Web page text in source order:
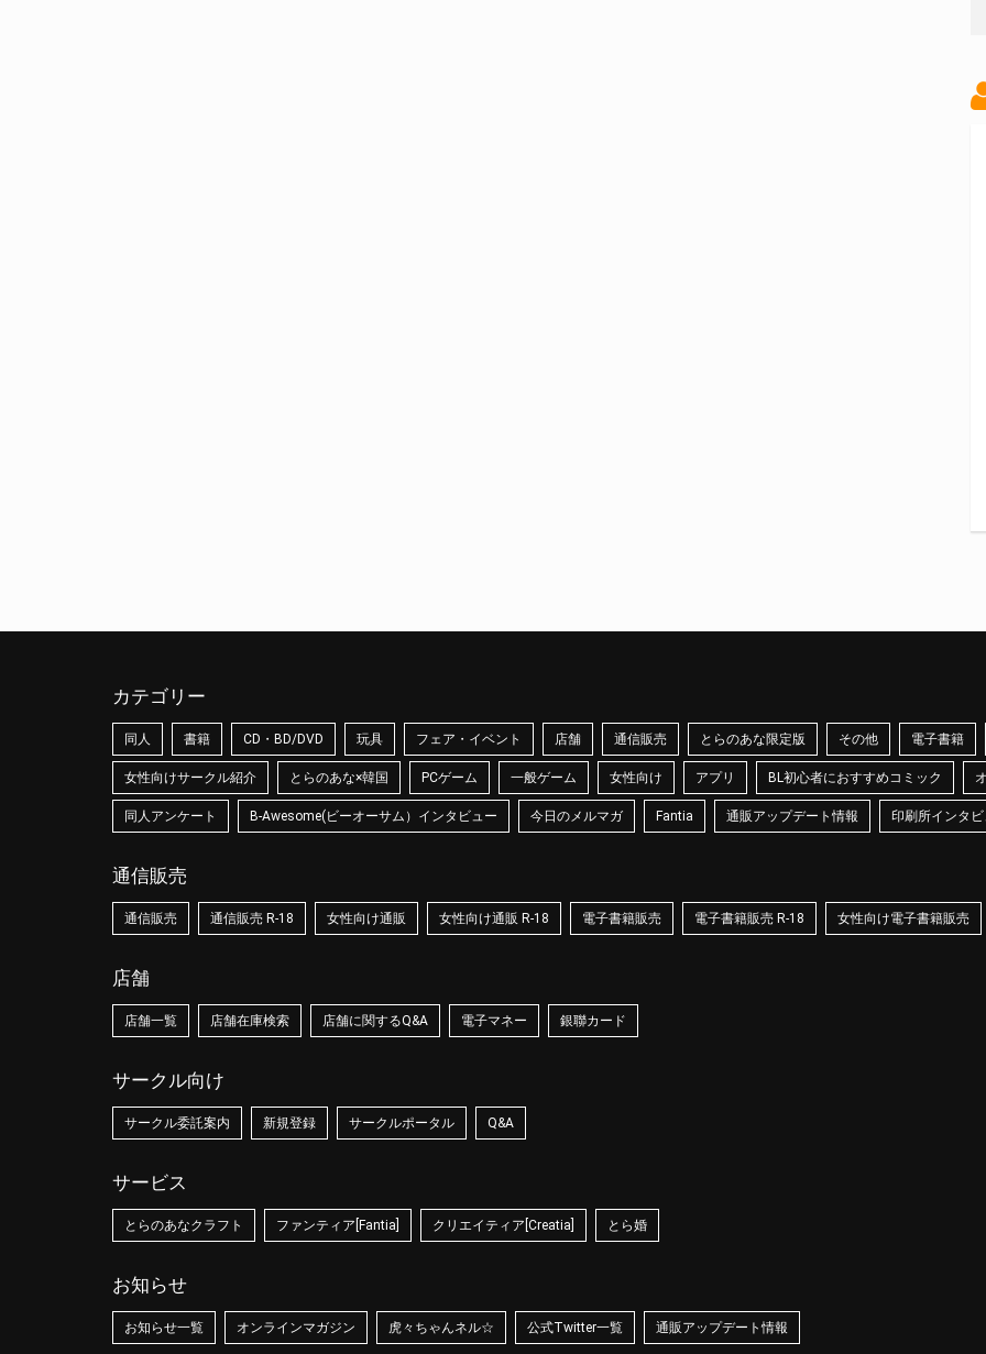
カテゴリー
同人 書籍 CD・BD/DVD 玩具 フェア・イベント 店舗 通信販売 とらのあな限定版 その他 電子書籍
女性向けサークル紹介 とらのあな×韓国 PCゲーム 一般ゲーム 女性向け アプリ BL初心者におすすめコミック
同人アンケート B-Awesome(ビーオーサム）インタビュー 今日のメルマガ Fantia 通販アップデート情報 印刷所インタ
通信販売
通信販売 通信販売 R-18 女性向け通販 女性向け通販 R-18 電子書籍販売 電子書籍販売 R-18 女性向け電子書籍販売
店舗
店舗一覧 店舗在庫検索 店舗に関するQ&A 電子マネー 銀聯カード
サークル向け
サークル委託案内 新規登録 サークルポータル Q&A
サービス
とらのあなクラフト ファンティア[Fantia] クリエイティア[Creatia] とら婚
お知らせ
お知らせ一覧 オンラインマガジン 虎々ちゃんネル☆ 公式Twitter一覧 通販アップデート情報